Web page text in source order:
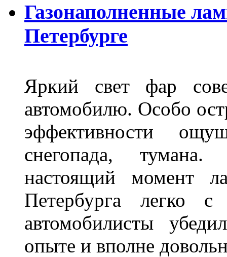
Газонаполненные
Петербурге
Яркий свет фар
автомобилю. Особо
эффективности
снегопада,
настоящий момент
Петербурга легко
автомобилисты
опыте и вполне